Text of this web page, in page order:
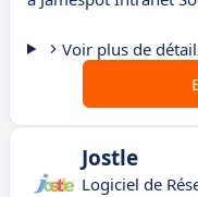
Voir plus de
Jostle
Logiciel de